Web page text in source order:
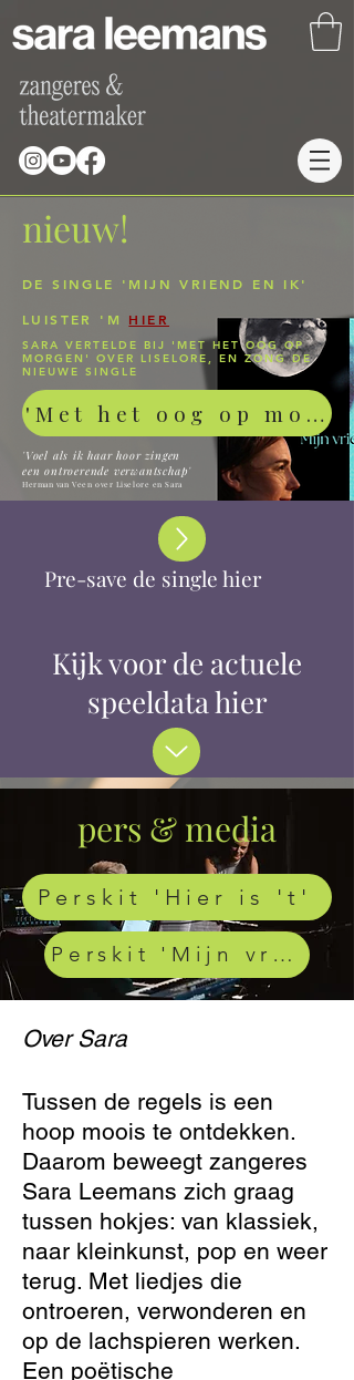
nieuw!
DE SINGLE 'MIJN VRIEND EN IK'
LUISTER 'M HIER
SARA VERTELDE BIJ 'MET HET OOG OP
MORGEN' OVER LISELORE, EN ZONG DE
NIEUWE SINGLE
'Met het oog op morgen'
'Voel als ik haar hoor zingen
een ontroerende verwantschap'
Herman van Veen over Liselore en Sara
Pre-save de single hier
Kijk voor de actuele
speeldata hier
pers & media
Perskit 'Hier is 't'
Perskit 'Mijn vriend
Over Sara​
Tussen de regels is een
hoop moois te ontdekken.
Daarom beweegt zangeres
Sara Leemans zich graag
tussen hokjes: van klassiek,
naar kleinkunst, pop en weer
terug. Met liedjes die
ontroeren, verwonderen en
op de lachspieren werken.
Een poëtische